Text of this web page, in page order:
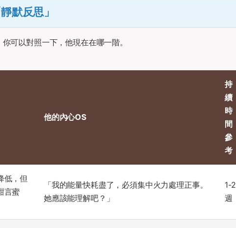
默反思」
可以對照一下，他現在在哪一階。
他的內心OS
持
續
時
間
參
考
低，但
言蜜
「我的能量快耗盡了，必須集中火力處理正事。
她應該能理解吧？」
1-2
週